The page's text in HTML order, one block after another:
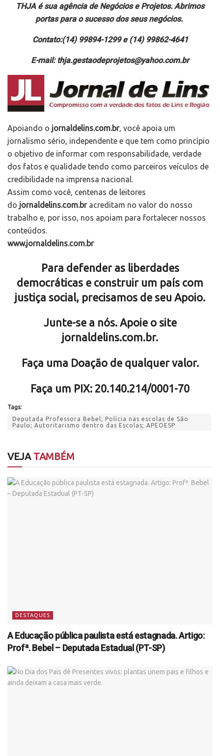
THJA é sua agência de Negócios e Projetos. Abrimos
portas para o sucesso dos seus negócios.
Contato:(14) 99894-1299 e (14) 99862-4641
E-mail: thja.gestaodeprojetos@yahoo.com.br
Apoiando o jornaldelins.com.br, você apoia um
jornalismo sério, independente e que tem como princípio
o objetivo de informar com responsabilidade, verdade
dos fatos e qualidade tendo como parceiros veículos de
credibilidade na imprensa nacional.
Assim como você, centenas de leitores
do jornaldelins.com.bracreditam no valor do nosso
trabalho e, por isso, nos apoiam para fortalecer nossos
conteúdos.
www.jornaldelins.com.br
Para defender as liberdades
democráticas e construir um país com
justiça social, precisamos de seu Apoio.
Junte-se a nós. Apoie o site
jornaldelins.com.br.
Faça uma Doação de qualquer valor.
Faça um PIX: 20.140.214/0001-70
Tags:
Deputada Professora Bebel; Polícia nas escolas de São
Paulo; Autoritarismo dentro das Escolas; APEOESP
VEJATAMBÉM
DESTAQUES
A Educação pública paulista está estagnada. Artigo:
Profª. Bebel – Deputada Estadual (PT-SP)